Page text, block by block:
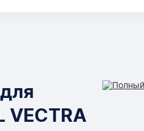
VECTRA